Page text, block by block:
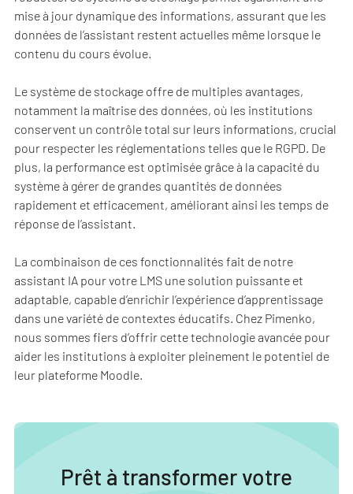
mise à jour dynamique des informations, assurant que les
données de l’assistant restent actuelles même lorsque le
contenu du cours évolue.
Le système de stockage offre de multiples avantages,
notamment la maîtrise des données, où les institutions
conservent un contrôle total sur leurs informations, crucial
pour respecter les réglementations telles que le RGPD. De
plus, la performance est optimisée grâce à la capacité du
système à gérer de grandes quantités de données
rapidement et efficacement, améliorant ainsi les temps de
réponse de l’assistant.
La combinaison de ces fonctionnalités fait de notre
assistant IA pour votre LMS une solution puissante et
adaptable, capable d’enrichir l’expérience d’apprentissage
dans une variété de contextes éducatifs. Chez Pimenko,
nous sommes fiers d’offrir cette technologie avancée pour
aider les institutions à exploiter pleinement le potentiel de
leur plateforme Moodle.
Prêt à transformer votre